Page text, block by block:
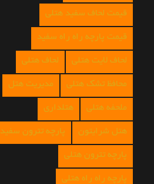
قیمت لحاف سفید هتلی
قیمت پارچه راه راه سفید
لحاف لایت هتلی لحاف هتلی
محافظ تشک هتلی مدیریت هتل
ملحفه هتلی هتلداری
هتل شرایتون پارچه تترون سفید
پارچه تترون هتلی
پارچه راه راه هتلی